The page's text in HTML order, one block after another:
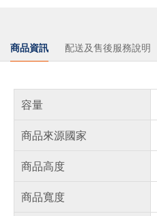
商品資訊 配送及售後服務說明
容量
商品來源國家
商品高度
商品寬度